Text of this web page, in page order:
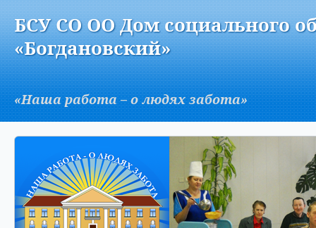
AБСУ СО ОО Дом социального
«Богдановский»
«Наша работа – о людях забота»